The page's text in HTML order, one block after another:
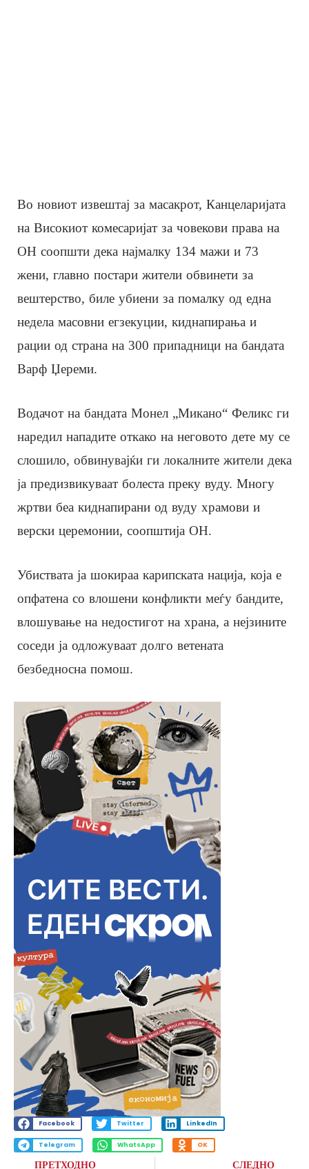
Во новиот извештај за масакрот, Канцеларијата
на Високиот комесаријат за човекови права на
ОН соопшти дека најмалку 134 мажи и 73
жени, главно постари жители обвинети за
вештерство, биле убиени за помалку од една
недела масовни егзекуции, киднапирања и
рации од страна на 300 припадници на бандата
Варф Џереми.
Водачот на бандата Монел „Микано“ Феликс ги
наредил нападите откако на неговото дете му се
слошило, обвинувајќи ги локалните жители дека
ја предизвикуваат болеста преку вуду. Многу
жртви беа киднапирани од вуду храмови и
верски церемонии, соопштија ОН.
Убиствата ја шокираа карипската нација, која е
опфатена со влошени конфликти меѓу бандите,
влошување на недостигот на храна, а нејзините
соседи ја одложуваат долго ветената
безбедносна помош.
Facebook Twitter LinkedIn
Telegram WhatsApp OK
ПРЕТХОДНО СЛЕДНО